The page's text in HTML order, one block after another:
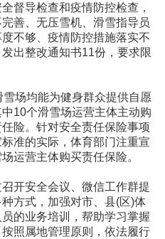
督导检查和疫情防控检查，
善、无压雪机、滑雪指导员
不够、疫情防控措施落实不
出整改通知书11份，要求限
场均能为健身群众提供自愿
10个滑雪场运营主体主动购
险。针对安全责任保险事项
准的实际，体育部门注重宣
运营主体购买责任保险。
开安全会议、微信工作群提
方式，加强对市、县(区)体
的业务培训，帮助学习掌握
照属地管理原则，依法履行